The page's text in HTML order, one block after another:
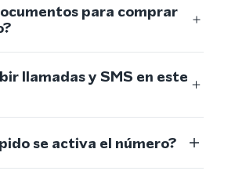
para comprar
llamadas y SMS en este
se activa el número?